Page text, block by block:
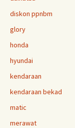
diskon ppnbm
glory
honda
hyundai
kendaraan
kendaraan bekad
matic
merawat